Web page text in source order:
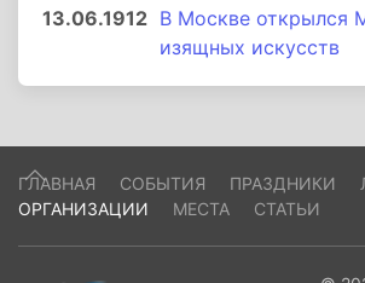
13.06.1912 В Москве открылся
изящных искусств
ГЛАВНАЯ СОБЫТИЯ ПРАЗДНИКИ
ОРГАНИЗАЦИИ
МЕСТА СТАТЬИ